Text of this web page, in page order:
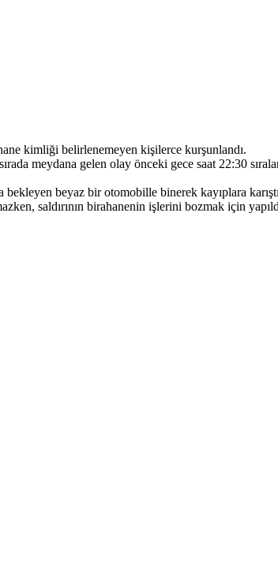
kimliği belirlenemeyen kişilerce kurşunlandı.
meydana gelen olay önceki gece saat 22:30
beyaz bir otomobille binerek kayıplara
saldırının birahanenin işlerini bozmak için